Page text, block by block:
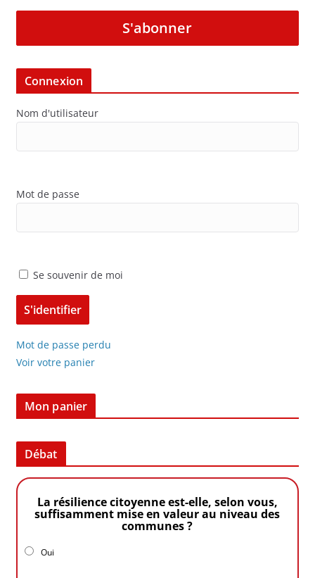
S'abonner
Connexion
Nom d'utilisateur
Mot de passe
Se souvenir de moi
Mot de passe perdu
Voir votre panier
Mon panier
Débat
La résilience citoyenne est-elle, selon vous,
suffisamment mise en valeur au niveau des
communes ?
Oui